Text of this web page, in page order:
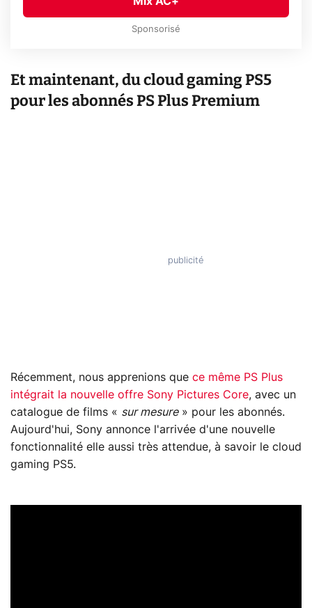
Sponsorisé
Et maintenant, du cloud gaming PS5
pour les abonnés PS Plus Premium
Récemment, nous apprenions que ce même PS Plus
intégrait la nouvelle offre Sony Pictures Core, avec un
catalogue de films « sur mesure» pour les abonnés.
Aujourd'hui, Sony annonce l'arrivée d'une nouvelle
fonctionnalité elle aussi très attendue, à savoir le cloud
gaming PS5.